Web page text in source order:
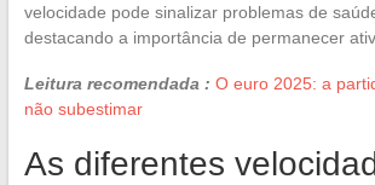
velocidade pode sinalizar problemas de
destacando a importância de permanecer
Leitura recomendada : O euro 2025: a
não subestimar
As diferentes